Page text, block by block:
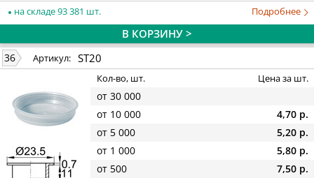
на складе 93 381 шт. Подробнее
В КОРЗИНУ >
36 Артикул: ST20
Кол-во, шт. Цена за шт.
от 30 000
от 10 000
4,70 р.
от 5 000
5,20 р.
от 1 000
5,80 р.
от 500
7,50 р.